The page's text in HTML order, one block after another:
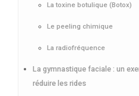
La toxine botulique (Botox)
Le peeling chimique
La radiofréquence
La gymnastique faciale : un
réduire les rides